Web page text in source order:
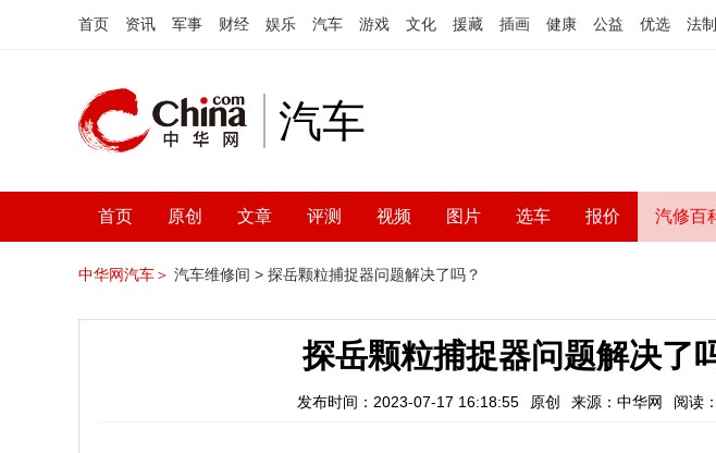
首页 资讯 军事 财经 娱乐 汽车 游戏 文化 援藏 插画 健康 公益 优选 法制
汽车
首页 原创 文章 评测 视频 图片 选车 报价 汽修百
中华网汽车＞ 汽车维修间 > 探岳颗粒捕捉器问题解决了吗？
探岳颗粒捕捉器问题解决了
发布时间：2023-07-17 16:18:55 原创 来源：中华网 阅读